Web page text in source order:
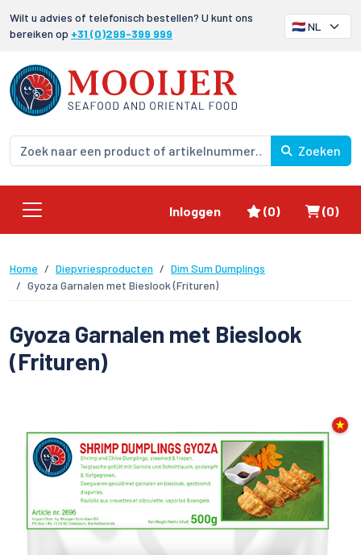
Wilt u advies of telefonisch bestellen? U kunt ons
bereiken op +31 (0)299-399 999
Zoeken
Inloggen Favorieten
(0) (0)
Home Diepvriesproducten
Dim Sum Dumplings
Gyoza Garnalen met Bieslook (Frituren)
Gyoza Garnalen met Bieslook
(Frituren)